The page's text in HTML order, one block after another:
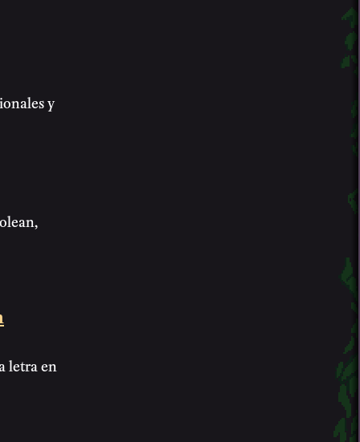
y
letra en